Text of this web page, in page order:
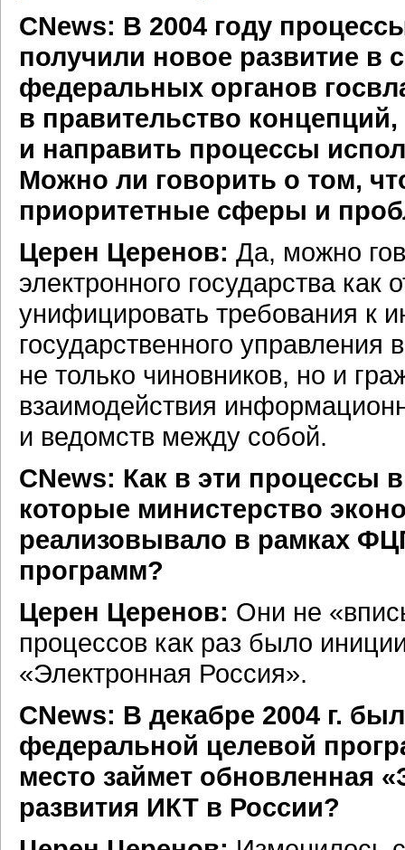
СNews: В 2004 году
получили новое развитие в
федеральных органов
в правительство
и направить процессы
Можно ли говорить о том,
приоритетные сферы и
Церен Церенов: Да, можно
электронного государства
унифицировать требования к
государственного
не только чиновников, но и
взаимодействия
и ведомств между собой.
СNews: Как в эти процессы
которые министерство
реализовывало в рамках
программ?
Церен Церенов: Они не
процессов как раз было
«Электронная Россия».
СNews: В декабре 2004 г.
федеральной целевой
место займет обновленная
развития ИКТ в России?